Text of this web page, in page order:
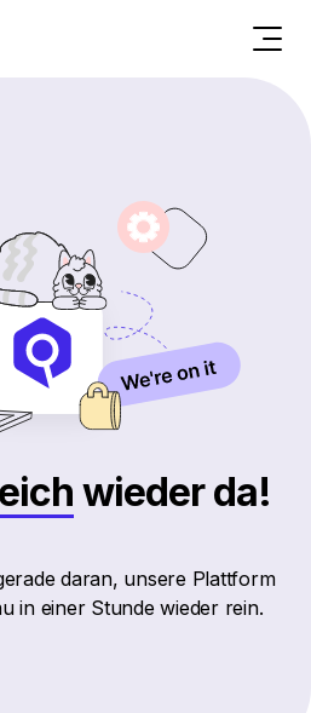
wieder da!
daran, unsere Plattform
in einer Stunde wieder rein.